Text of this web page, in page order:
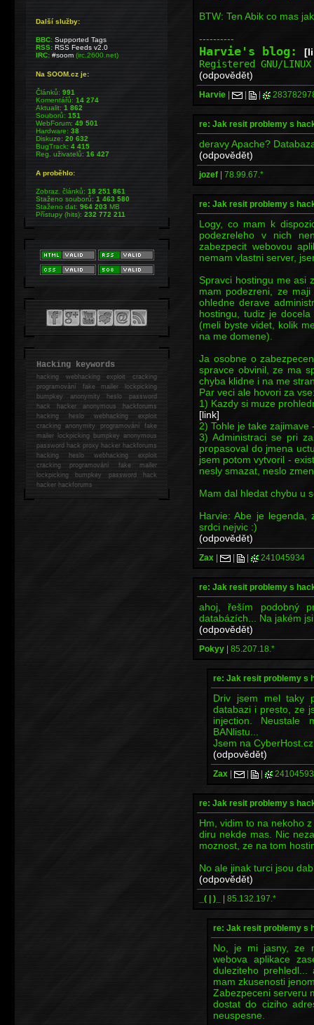
BTW: Ten Abik co mas
----------
Harvie's blog:
Registered GNU/
(odpovědět)
Harvie | | |
re: Jak resit problemy s
deravy Apache?
(odpovědět)
jozef | 78.99.67.*
re: Jak resit problemy s
Logy, co mam k
podezreleho v nich
zabezpecit webovou
nemam vlastni server,
Spravci hostingu me asi
mam podezreni, ze
ohledne derave
hostingu, tudiz je
(meli byste videt, kolik
na me domene).
Ja osobne o
spravce obvinil, ze ma
chyba klidne i na me
Par veci ale hovori za
1) Kazdy si muze
[link]
2) Tohle je take zajimave
3) Administraci se pri
propasoval do jmena
jsem potom vytvoril -
nesly smazat, neslo
Mam dal hledat chybu u
Harvie: Abe je legenda,
srdci nejvic :)
(odpovědět)
Zax | | | 241045934
re: Jak resit problemy s
ahoj, řeším podobný
databázích... Na jakém
(odpovědět)
Pokyy | 85.207.18.*
re: Jak resit problemy s
Driv jsem mel taky
databazi i presto, ze
injection.
BANlistu...
Jsem na CyberHost.cz
(odpovědět)
Zax | | |
re: Jak resit problemy s
Hm, vidim to na nekoho
diru nekde mas. Nic
moznost, ze na tom
No ale jinak turci jsou
(odpovědět)
_( | )_ | 85.132.197.*
re: Jak resit problemy s
No, je mi jasny, ze
webova aplikace
duleziteho
mam zkusenosti
Zabezpeceni serveru
dostat do ciziho
neuspesne.
Další služby:
BBC: Supported Tags
RSS: RSS Feeds v2.0
IRC: #soom(irc.2600.net)
Na SOOM.cz je:
Článků:991
Komentářů:14 274
Aktualit:1 862
Souborů:151
WebForum:49 501
Hardware:38
Diskuze:20 632
BugTrack:4 415
Reg. uživatelů:16 427
A proběhlo:
Zobraz. článků:18 251 861
Staženo souborů:1 463 580
Staženo dat:964 203MB
Přístupy (hits):232 772 211
Hacking keywords
hackingwebhacking exploit cracking
programování fake mailer lockpicking
bumpkey anonymity heslo password
hackhacker anonymous hackforums
hackingheslo webhacking exploit
cracking anonymity programování fake
mailer lockpicking bumpkey anonymous
password hack proxy hacker hackforums
hacking heslo webhacking exploit
cracking programování fake mailer
lockpicking bumpkey password hack
hackerhackforums